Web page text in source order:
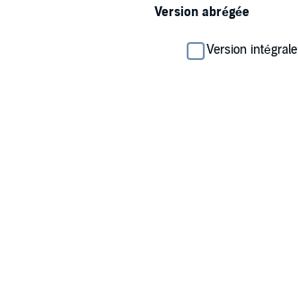
Version abrégée
Version intégrale